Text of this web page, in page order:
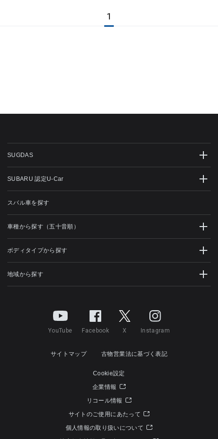
1
SUGDAS
SUBARU 認定U-Car
スバル車を探す
車種から探す（五十音順）
ボディタイプから探す
地域から探す
YouTube Facebook X Instagram
サイトマップ 古物営業法に基づく表記
Cookie設定
企業情報
リコール情報
サイトのご使用にあたって
個人情報の取り扱いについて